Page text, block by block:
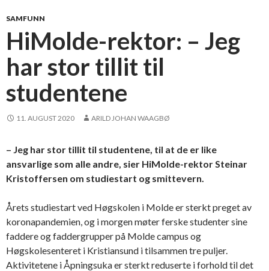
SAMFUNN
HiMolde-rektor: – Jeg
har stor tillit til
studentene
11. AUGUST 2020 ARILD JOHAN WAAGBØ
– Jeg har stor tillit til studentene, til at de er like
ansvarlige som alle andre, sier HiMolde-rektor Steinar
Kristoffersen om studiestart og smittevern.
Årets studiestart ved Høgskolen i Molde er sterkt preget av
koronapandemien, og i morgen møter ferske studenter sine
faddere og faddergrupper på Molde campus og
Høgskolesenteret i Kristiansund i tilsammen tre puljer.
Aktivitetene i Åpningsuka er sterkt reduserte i forhold til det